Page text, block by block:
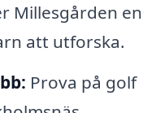
Millesgården en
att utforska.
Prova på golf